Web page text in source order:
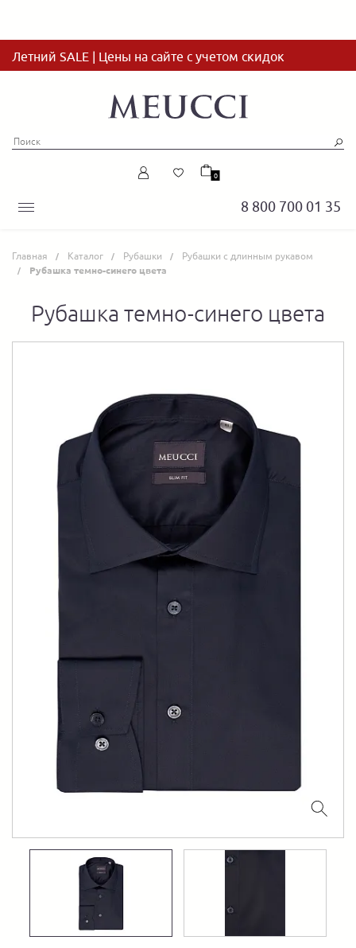
Летний SALE | Цены на сайте с учетом скидок
8 800 700 01 35
0
Главная Каталог Рубашки Рубашки с длинным рукавом
Рубашка темно-синего цвета
Рубашка темно-синего цвета